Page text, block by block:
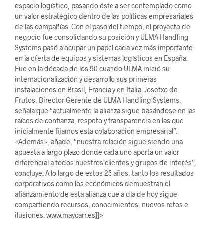
espacio logístico, pasando éste a ser contemplado como
un valor estratégico dentro de las políticas empresariales
de las compañías. Con el paso del tiempo, el proyecto de
negocio fue consolidando su posición y ULMA Handling
Systems pasó a ocupar un papel cada vez más importante
en la oferta de equipos y sistemas logísticos en España.
Fue en la década de los 90 cuando ULMA inició su
internacionalización y desarrollo sus primeras
instalaciones en Brasil, Francia y en Italia. Josetxo de
Frutos, Director Gerente de ULMA Handling Systems,
señala que “actualmente la alianza sigue basándose en las
raíces de confianza, respeto y transparencia en las que
inicialmente fijamos esta colaboración empresarial”.
«Además», añade, “nuestra relación sigue siendo una
apuesta a largo plazo donde cada uno aporta un valor
diferencial a todos nuestros clientes y grupos de interés”,
concluye. A lo largo de estos 25 años, tanto los resultados
corporativos como los económicos demuestran el
afianzamiento de esta alianza que a día de hoy sigue
compartiendo recursos, conocimientos, nuevos retos e
ilusiones. www.maycarr.es]]>